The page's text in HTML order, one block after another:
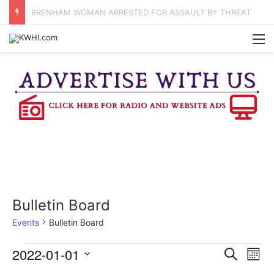
BRENHAM WOMAN ARRESTED FOR ASSAULT BY THREAT
Bulletin Board
Events Bulletin Board
Events
E
S
E
M
2022-01-01